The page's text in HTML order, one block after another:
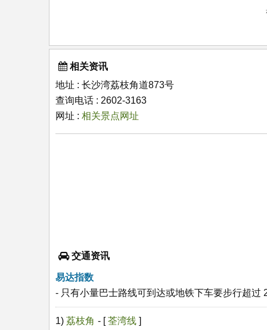
相关资讯
地址 : 长沙湾荔枝角道873号
查询电话 : 2602-3163
网址 : 相关景点网址
交通资讯
易达指数
- 只有小量巴士路线可到达或地铁下车要步行超过
1) 荔枝角 - [荃湾线 ]